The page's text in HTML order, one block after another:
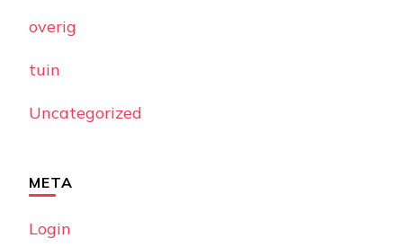
overig
tuin
Uncategorized
META
Login